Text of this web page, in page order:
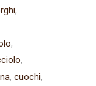
cuochi